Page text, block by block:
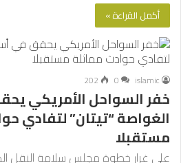
أكمل القراءة »
islamic
0
202
خفر السواحل الأمريكي
الغواصة “تيتان” لتفادي
مستقبلا
على غرار خطوة مجلس سلامة النقل